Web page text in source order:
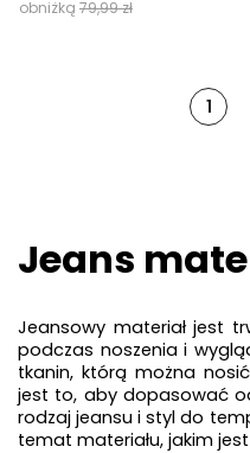
obniżką 79,99 zł
1
Jeans
Jeansowy materiał jest
podczas noszenia i
tkanin, którą można
jest to, aby dopasować
rodzaj jeansu i styl do
temat materiału, jakim